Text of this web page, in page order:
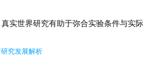
实世界研究有助于弥合实验条件与实际
究发展解析